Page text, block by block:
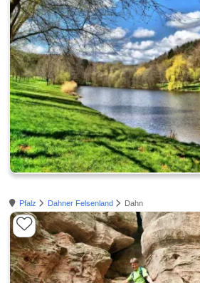
Pfalz Dahner Felsenland Dahn